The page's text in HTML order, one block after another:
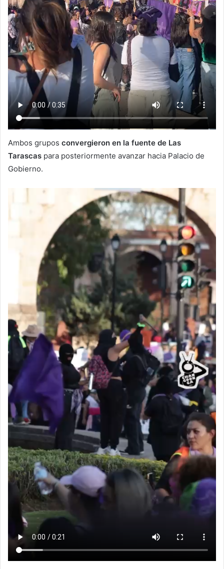
Ambos grupos convergieron en la fuente de Las
Tarascas para posteriormente avanzar hacia Palacio de
Gobierno.